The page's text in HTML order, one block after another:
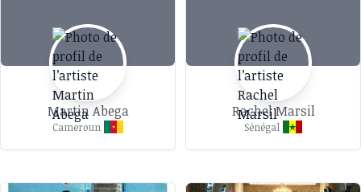
Martin Abega
Cameroun
Rachel Marsil
Sénégal